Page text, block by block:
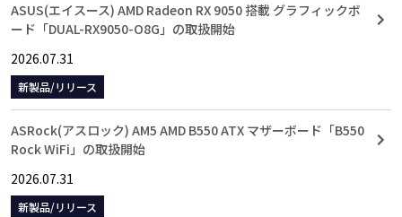
ASUS(エイスース) AMD Radeon RX 9050 搭載 グラフィックボ
ード「DUAL-RX9050-O8G」の取扱開始
2026.07.31
新製品/リリース
ASRock(アスロック) AM5 AMD B550 ATX マザーボード「B550
Rock WiFi」の取扱開始
2026.07.31
新製品/リリース